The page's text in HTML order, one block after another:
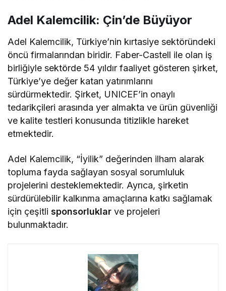
Adel Kalemcilik: Çin’de Büyüyor
Adel Kalemcilik, Türkiye’nin kırtasiye sektöründeki
öncü firmalarından biridir. Faber-Castell ile olan iş
birliğiyle sektörde 54 yıldır faaliyet gösteren şirket,
Türkiye’ye değer katan yatırımlarını
sürdürmektedir. Şirket, UNICEF’in onaylı
tedarikçileri arasında yer almakta ve ürün güvenliği
ve kalite testleri konusunda titizlikle hareket
etmektedir.
Adel Kalemcilik, “İyilik” değerinden ilham alarak
topluma fayda sağlayan sosyal sorumluluk
projelerini desteklemektedir. Ayrıca, şirketin
sürdürülebilir kalkınma amaçlarına katkı sağlamak
için çeşitlisponsorluklar ve projeleri
bulunmaktadır.